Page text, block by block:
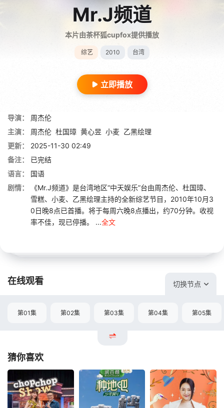
Mr.J频道
本片由茶杯狐cupfox提供播放
综艺 2010 台湾
立即播放
导演：
周杰伦
主演：
周杰伦 杜国璋 黄心昱 小麦 乙黑绘理
更新：
2025-11-30 02:49
备注：
已完结
语言：
国语
剧情：
《Mr.J频道》是台湾地区“中天娱乐”台由周杰伦、杜国璋、
雪糕、小麦、乙黑绘理主持的全新综艺节目，2010年10月3
0日晚8点已首播。将于每周六晚8点播出，约70分钟。收视
率不佳，现已停播。 ...全文
在线观看 切换节点
第01集 第02集 第03集 第04集 第05集
猜你喜欢